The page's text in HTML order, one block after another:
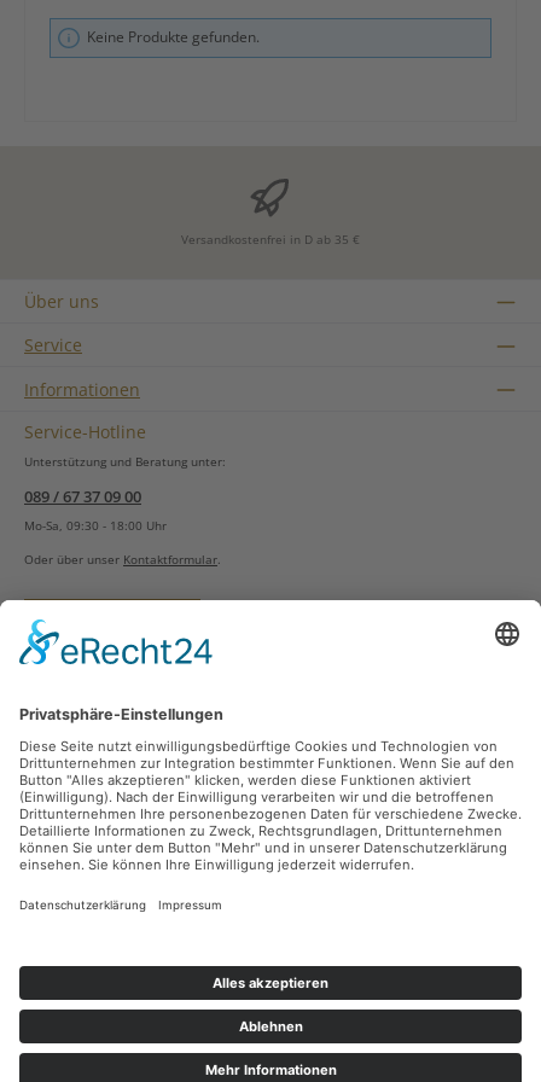
Keine Produkte gefunden.
Versandkostenfrei in D ab 35 €
Über uns
Service
Informationen
Service-Hotline
Unterstützung und Beratung unter:
089 / 67 37 09 00
Mo-Sa, 09:30 - 18:00 Uhr
Oder über unser Kontaktformular
Vertrag widerrufen
Zahlungsarten
Sicher Einkaufen
Ladengeschäft
Newsletter
Facebook Instagram
Alle Preise inkl. gesetzl. Mehrwertsteuer zzgl.